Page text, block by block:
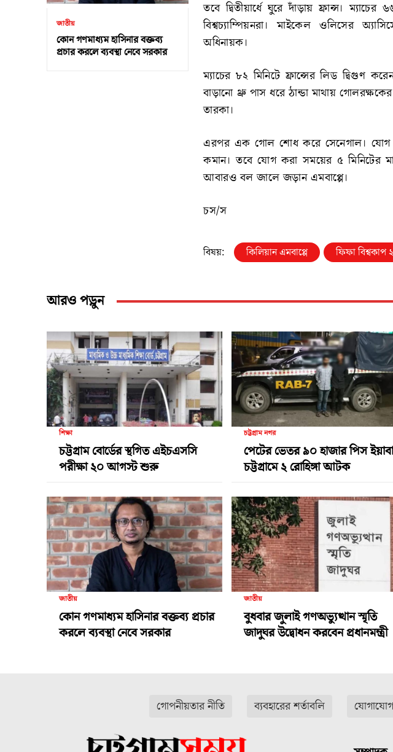
জাতীয়
কোন গণমাধ্যম হাসিনার বক্তব্য
প্রচার করলে ব্যবস্থা নেবে সরকার
তবে দ্বিতীয়ার্ধে ঘুরে দাঁড়ায় ফ্রান্স।
বিশ্বচ্যাম্পিয়নরা। মাইকেল ওলিসের
অধিনায়ক।
ম্যাচের ৮২ মিনিটে ফ্রান্সের লিড দ্বিগুণ
বাড়ানো থ্রু পাস ধরে ঠান্ডা মাথায়
তারকা।
এরপর এক গোল শোধ করে সেনেগাল। যোগ
কমান। তবে যোগ করা সময়ের ৫ মিনিটের
আবারও বল জালে জড়ান এমবাপ্পে।
চস/স
বিষয়: কিলিয়ান এমবাপ্পে ফিফা বিশ্বকাপ
আরও পড়ুন
শিক্ষা
চট্টগ্রাম বোর্ডের স্থগিত এইচএসসি
পরীক্ষা ২০ আগস্ট শুরু
চট্টগ্রাম নগর
পেটের ভেতর ৯০ হাজার পিস
চট্টগ্রামে ২ রোহিঙ্গা আটক
জাতীয়
কোন গণমাধ্যম হাসিনার বক্তব্য প্রচার
করলে ব্যবস্থা নেবে সরকার
জাতীয়
বুধবার জুলাই গণঅভ্যুত্থান স্মৃতি
জাদুঘর উদ্বোধন করবেন প্রধানমন্ত্রী
গোপনীয়তার নীতি ব্যবহারের শর্তাবলি যোগাযোগ